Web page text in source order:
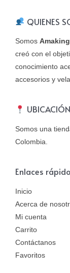
QUIENES
Somos
creó con el
conocimiento
accesorios y
UBICACIÓN
Somos una
Colombia.
Enlaces
Inicio
Acerca de
Mi cuenta
Carrito
Contáctanos
Favoritos